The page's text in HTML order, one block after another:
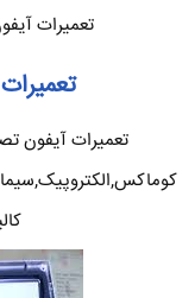
تعمیرات
تعمیرات آیفون